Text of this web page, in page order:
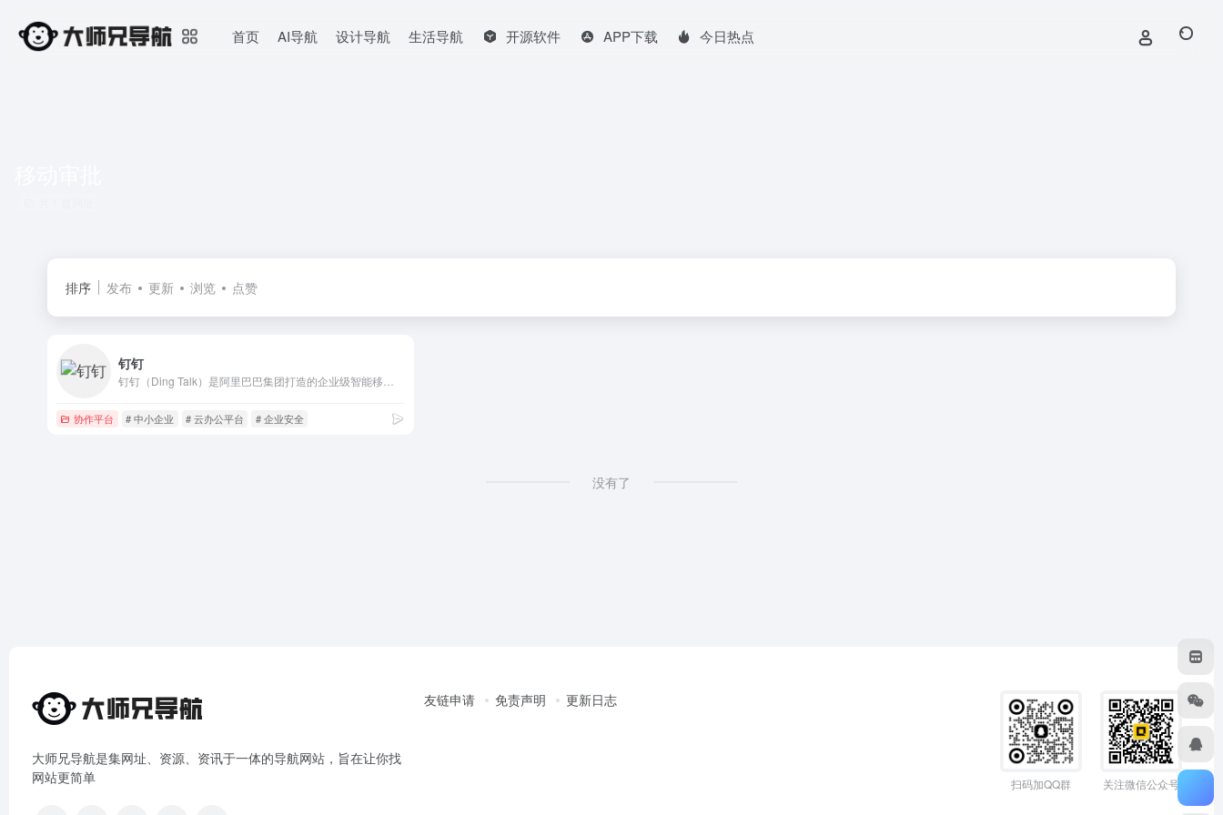
首页 AI导航 设计导航 生活导航 开源软件 APP下载 今日热点
排序 发布 更新 浏览 点赞
钉钉
协作平台 # 中小企业 # 云办公平台 # 企业安全
没有了
大师兄导航是集网址、资源、资讯于一体的导航网站，旨在让你找
网站更简单
友链申请 免责声明 更新日志
扫码加QQ群 关注微信公众号